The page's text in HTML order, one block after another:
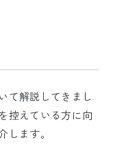
て解説してきまし
控えている方に向
します。